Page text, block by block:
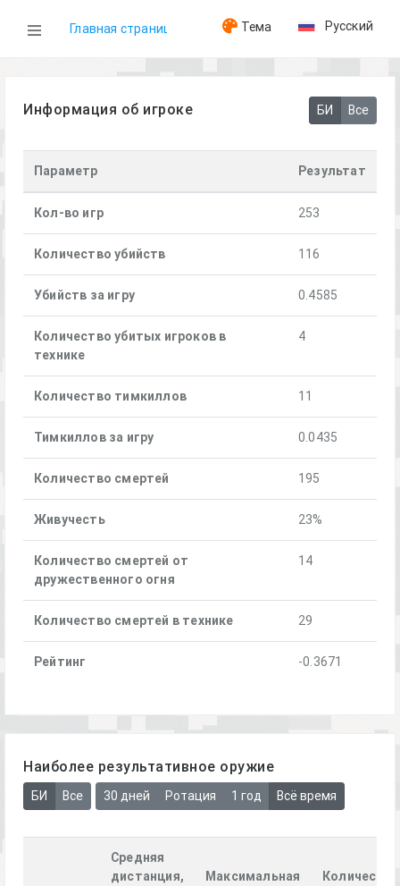
Главная страница Тема Русский
Информация об игроке БИ Все
Параметр Результат
Кол-во игр 253
Количество убийств 116
Убийств за игру 0.4585
Количество убитых игроков в
технике
4
Количество тимкиллов 11
Тимкиллов за игру 0.0435
Количество смертей 195
Живучесть 23%
Количество смертей от
дружественного огня
14
Количество смертей в технике 29
Рейтинг -0.3671
Наиболее результативное оружие
БИ Все 30 дней Ротация 1 год Всё время
Средняя
дистанция,
Максимальная
Количество